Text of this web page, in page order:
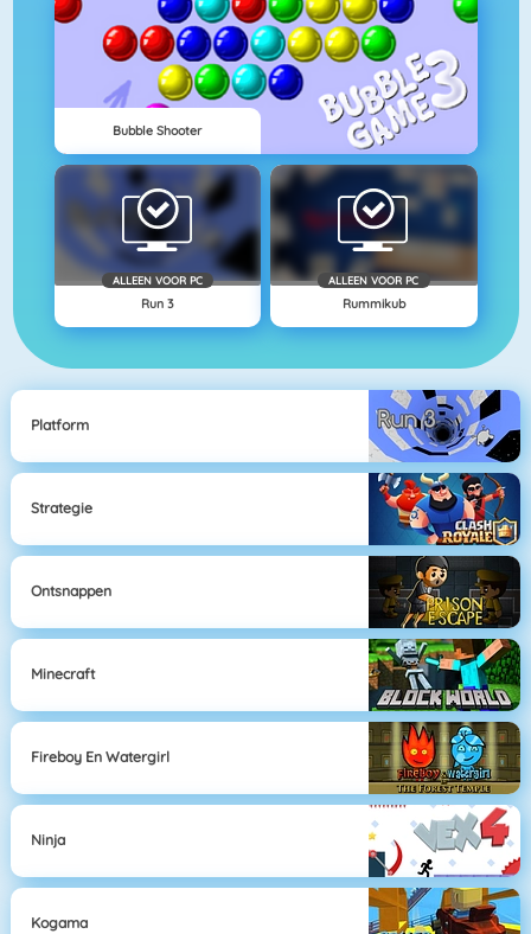
Bubble Shooter
ALLEEN VOOR PC
Run 3
ALLEEN VOOR PC
Rummikub
Platform
Strategie
Ontsnappen
Minecraft
Fireboy En Watergirl
Ninja
Kogama